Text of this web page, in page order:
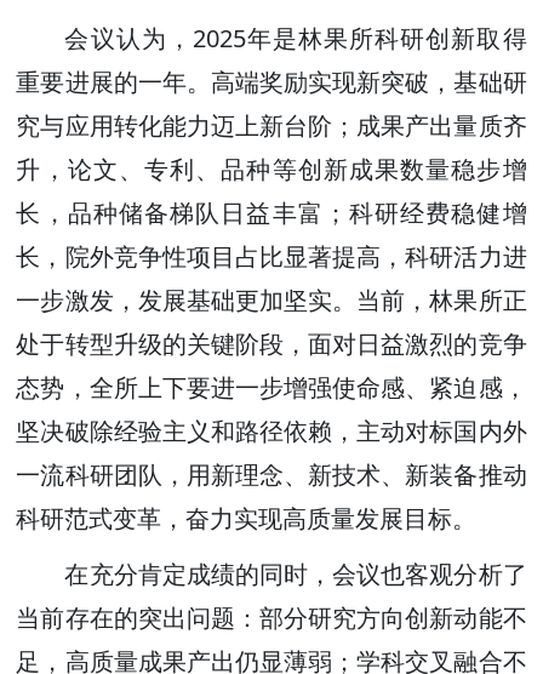
会议认为，2025年是林果所科研创新取得
重要进展的一年。高端奖励实现新突破，基础研
究与应用转化能力迈上新台阶；成果产出量质齐
升，论文、专利、品种等创新成果数量稳步增
长，品种储备梯队日益丰富；科研经费稳健增
长，院外竞争性项目占比显著提高，科研活力进
一步激发，发展基础更加坚实。当前，林果所正
处于转型升级的关键阶段，面对日益激烈的竞争
态势，全所上下要进一步增强使命感、紧迫感，
坚决破除经验主义和路径依赖，主动对标国内外
一流科研团队，用新理念、新技术、新装备推动
科研范式变革，奋力实现高质量发展目标。
在充分肯定成绩的同时，会议也客观分析了
当前存在的突出问题：部分研究方向创新动能不
足，高质量成果产出仍显薄弱；学科交叉融合不